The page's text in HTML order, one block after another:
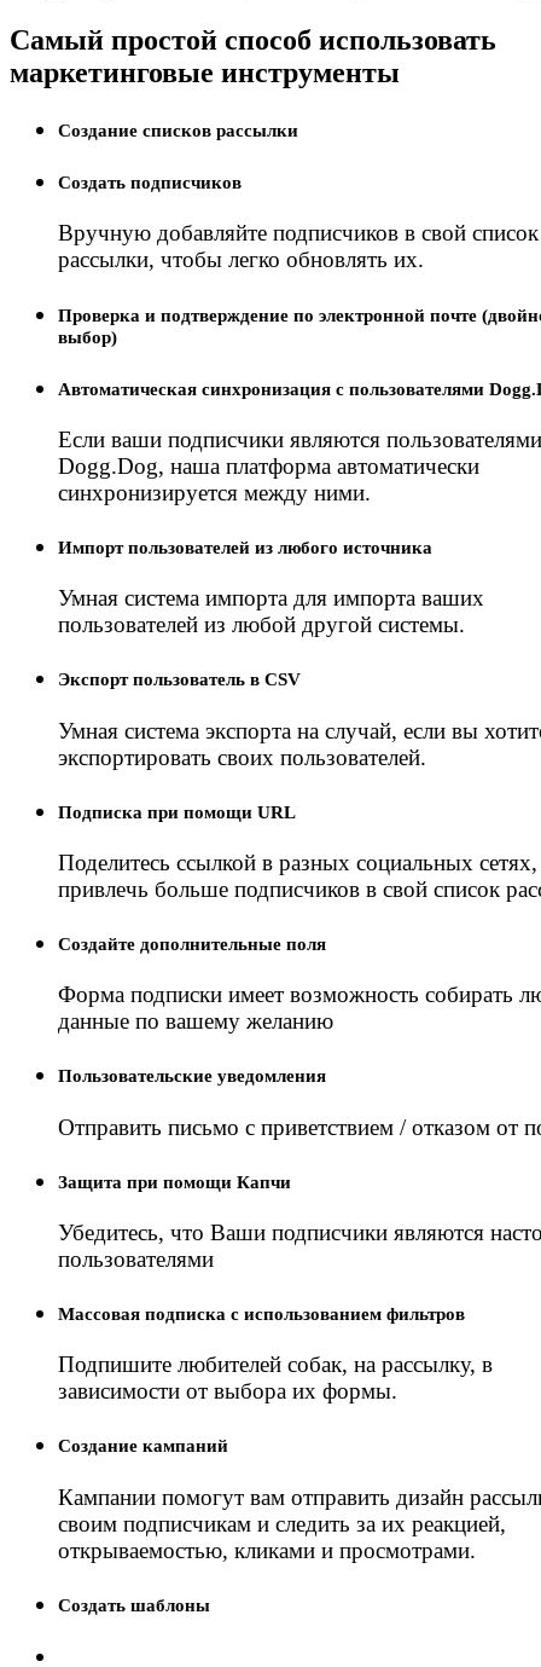
Самый простой способ использовать
маркетинговые инструменты
Создание списков рассылки
Создать подписчиков
Вручную добавляйте подписчиков в свой список
рассылки, чтобы легко обновлять их.
Проверка и подтверждение по электронной почте
выбор)
Автоматическая синхронизация с пользователями
Если ваши подписчики являются пользователями
Dogg.Dog, наша платформа автоматически
синхронизируется между ними.
Импорт пользователей из любого источника
Умная система импорта для импорта ваших
пользователей из любой другой системы.
Экспорт пользователь в CSV
Умная система экспорта на случай, если вы
экспортировать своих пользователей.
Подписка при помощи URL
Поделитесь ссылкой в ​​разных социальных
привлечь больше подписчиков в свой список
Создайте дополнительные поля
Форма подписки имеет возможность собирать
данные по вашему желанию
Пользовательские уведомления
Отправить письмо с приветствием / отказом от
Защита при помощи Капчи
Убедитесь, что Ваши подписчики являются
пользователями
Массовая подписка с использованием фильтров
Подпишите любителей собак, на рассылку, в
зависимости от выбора их формы.
Создание кампаний
Кампании помогут вам отправить дизайн
своим подписчикам и следить за их реакцией,
открываемостью, кликами и просмотрами.
Создать шаблоны